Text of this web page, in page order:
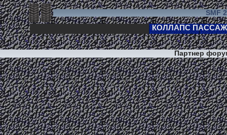
SMF
Партнер